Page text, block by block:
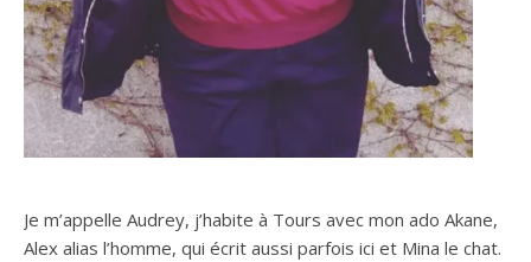
Je m’appelle Audrey, j’habite à Tours avec mon ado Akane,
Alex alias l’homme, qui écrit aussi parfois ici et Mina le chat.